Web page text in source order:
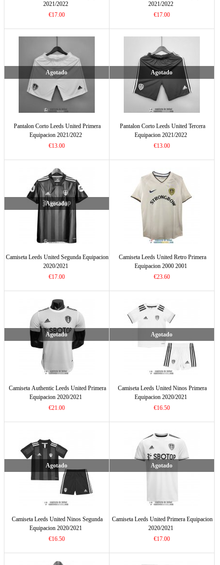
2021/2022
€17.00
2021/2022
€17.00
Agotado
Pantalon Corto Leeds United Primera
Equipacion 2021/2022
€13.00
Agotado
Pantalon Corto Leeds United Tercera
Equipacion 2021/2022
€13.00
Agotado
Camiseta Leeds United Segunda Equipacion
2020/2021
€17.00
Camiseta Leeds United Retro Primera
Equipacion 2000 2001
€23.60
Agotado
Camiseta Authentic Leeds United Primera
Equipacion 2020/2021
€21.00
Agotado
Camiseta Leeds United Ninos Primera
Equipacion 2020/2021
€16.50
Agotado
Camiseta Leeds United Ninos Segunda
Equipacion 2020/2021
€16.50
Agotado
Camiseta Leeds United Primera Equipacion
2020/2021
€17.00